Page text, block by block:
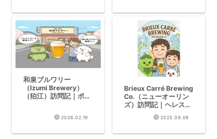
和泉ブルワリー
（Izumi Brewery）
（狛江）訪問記｜ポー
2026.02.19
Brieux Carré Brewing
Co.（ニューオーリン
ズ）訪問記｜ヘレスラ
ガーが絶品
2025.09.09